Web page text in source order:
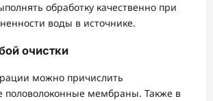
обработку качественно при
воды в источнике.
очистки
можно причислить
половолоконные мембраны. Также в